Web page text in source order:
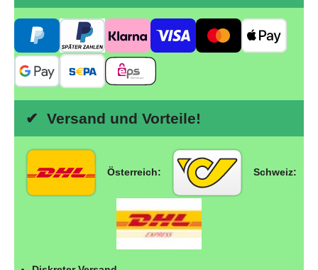
✔ Versand und Vorteile!
Österreich: Schweiz: